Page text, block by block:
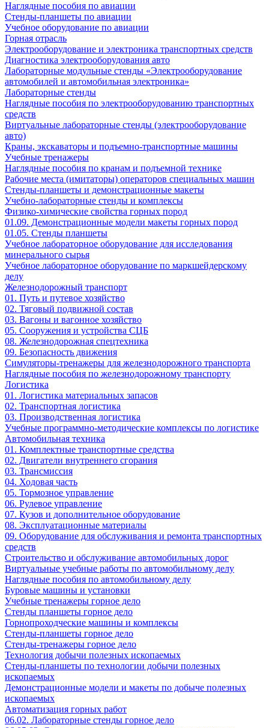
Наглядные пособия по авиации
Стенды-планшеты по авиации
Учебное оборудование по авиации
Горная отрасль
Электрооборудование и электроника транспортных средств
Диагностика электрооборудования авто
Лабораторные модульные стенды «Электрооборудование
автомобилей и автомобильная электроника»
Лабораторные стенды
Наглядные пособия по электрооборудованию транспортных
средств
Виртуальные лабораторные стенды (электрооборудование
авто)
Краны, экскаваторы и подъемно-транспортные машины
Учебные тренажеры
Наглядные пособия по кранам и подъемной технике
Рабочие места (имитаторы) операторов специальных машин
Стенды-планшеты и демонстрационные макеты
Учебно-лабораторные стенды и комплексы
Физико-химические свойства горных пород
01.09. Демонстрационные модели макеты горных пород
01.05. Стенды планшеты
Учебное лабораторное оборудование для исследования
минерального сырья
Учебное лабораторное оборудование по маркшейдерскому
делу
Железнодорожный транспорт
01. Путь и путевое хозяйство
02. Тяговый подвижной состав
03. Вагоны и вагонное хозяйство
05. Сооружения и устройства СЦБ
08. Железнодорожная спецтехника
09. Безопасность движения
Симуляторы-тренажеры для железнодорожного транспорта
Наглядные пособия по железнодорожному транспорту
Логистика
01. Логистика материальных запасов
02. Транспортная логистика
03. Производственная логистика
Учебные программно-методические комплексы по логистике
Автомобильная техника
01. Комплектные транспортные средства
02. Двигатели внутреннего сгорания
03. Трансмиссия
04. Ходовая часть
05. Тормозное управление
06. Рулевое управление
07. Кузов и дополнительное оборудование
08. Эксплуатационные материалы
09. Оборудование для обслуживания и ремонта транспортных
средств
Строительство и обслуживание автомобильных дорог
Виртуальные учебные работы по автомобильному делу
Наглядные пособия по автомобильному делу
Буровые машины и установки
Учебные тренажеры горное дело
Стенды планшеты горное дело
Горнопроходческие машины и комплексы
Стенды-планшеты горное дело
Стенды-тренажеры горное дело
Технология добычи полезных ископаемых
Стенды-планшеты по технологии добычи полезных
ископаемых
Демонстрационные модели и макеты по добыче полезных
ископаемых
Автоматизация горных работ
06.02. Лабораторные стенды горное дело